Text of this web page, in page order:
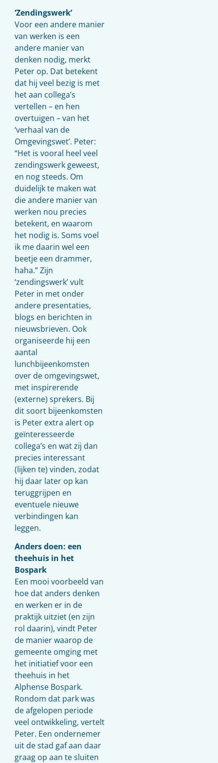
‘Zendingswerk’
Voor een andere manier
van werken is een
andere manier van
denken nodig, merkt
Peter op. Dat betekent
dat hij veel bezig is met
het aan collega’s
vertellen – en hen
overtuigen – van het
‘verhaal van de
Omgevingswet’. Peter:
“Het is vooral heel veel
zendingswerk geweest,
en nog steeds. Om
duidelijk te maken wat
die andere manier van
werken nou precies
betekent, en waarom
het nodig is. Soms voel
ik me daarin wel een
beetje een drammer,
haha.” Zijn
‘zendingswerk’ vult
Peter in met onder
andere presentaties,
blogs en berichten in
nieuwsbrieven. Ook
organiseerde hij een
aantal
lunchbijeenkomsten
over de omgevingswet,
met inspirerende
(externe) sprekers. Bij
dit soort bijeenkomsten
is Peter extra alert op
geïnteresseerde
collega’s en wat zij dan
precies interessant
(lijken te) vinden, zodat
hij daar later op kan
teruggrijpen en
eventuele nieuwe
verbindingen kan
leggen.
Anders doen: een
theehuis in het
Bospark
Een mooi voorbeeld van
hoe dat anders denken
en werken er in de
praktijk uitziet (en zijn
rol daarin), vindt Peter
de manier waarop de
gemeente omging met
het initiatief voor een
theehuis in het
Alphense Bospark.
Rondom dat park was
de afgelopen periode
veel ontwikkeling, vertelt
Peter. Een ondernemer
uit de stad gaf aan daar
graag op aan te sluiten